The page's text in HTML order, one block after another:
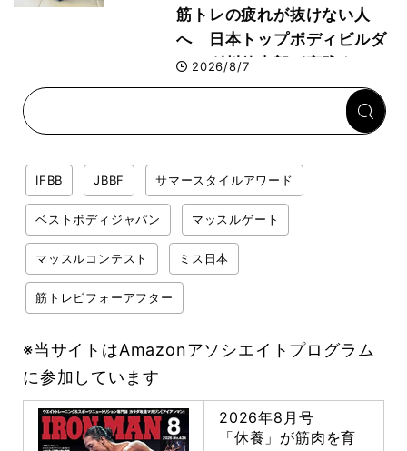
筋トレの疲れが抜けない人
へ 日本トップボディビルダ
ー・刈川啓志郎が実践する
「回復習慣」
2026/8/7
IFBB JBBF サマースタイルアワード
ベストボディジャパン マッスルゲート
マッスルコンテスト ミス日本
筋トレビフォーアフター
※当サイトはAmazonアソシエイトプログラム
に参加しています
2026年8月号
「休養」が筋肉を育